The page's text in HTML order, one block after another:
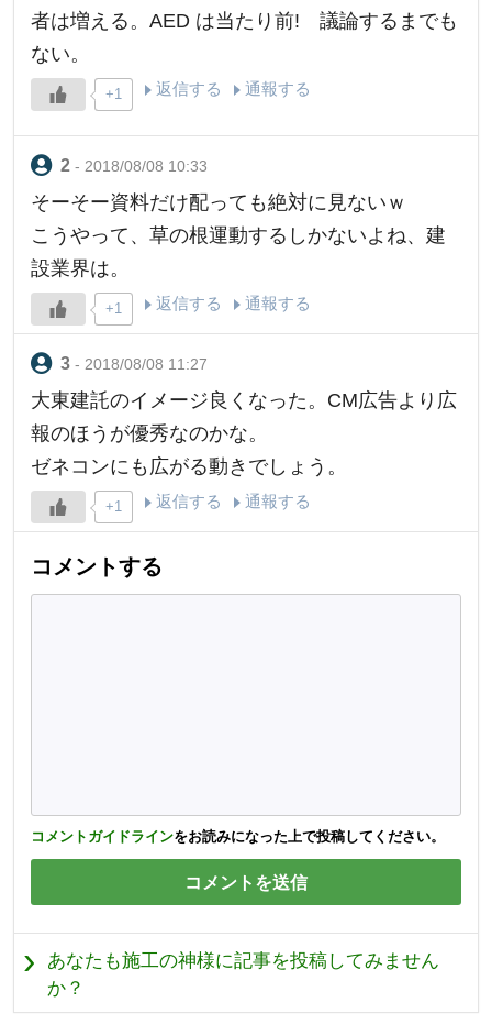
者は増える。AED は当たり前! 議論するまでも
ない。
+1 返信する 通報する
- 2018/08/08 10:33
そーそー資料だけ配っても絶対に見ないｗ
こうやって、草の根運動するしかないよね、建
設業界は。
+1 返信する 通報する
- 2018/08/08 11:27
大東建託のイメージ良くなった。CM広告より広
報のほうが優秀なのかな。
ゼネコンにも広がる動きでしょう。
+1 返信する 通報する
コメントする
コメントガイドラインをお読みになった上で投稿してください。
あなたも施工の神様に記事を投稿してみません
か？